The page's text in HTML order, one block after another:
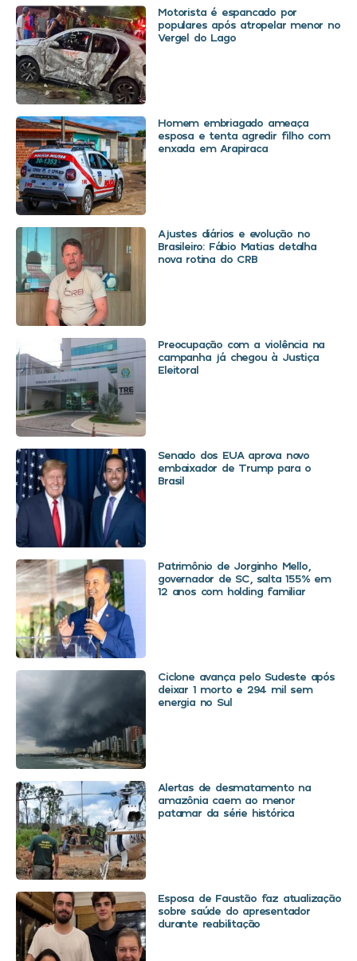
Motorista é espancado por
populares após atropelar menor no
Vergel do Lago
Homem embriagado ameaça
esposa e tenta agredir filho com
enxada em Arapiraca
Ajustes diários e evolução no
Brasileiro: Fábio Matias detalha
nova rotina do CRB
Preocupação com a violência na
campanha já chegou à Justiça
Eleitoral
Senado dos EUA aprova novo
embaixador de Trump para o
Brasil
Patrimônio de Jorginho Mello,
governador de SC, salta 155% em
12 anos com holding familiar
Ciclone avança pelo Sudeste após
deixar 1 morto e 294 mil sem
energia no Sul
Alertas de desmatamento na
amazônia caem ao menor
patamar da série histórica
Esposa de Faustão faz atualização
sobre saúde do apresentador
durante reabilitação